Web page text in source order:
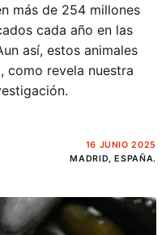
más de 254 millones
cada año en las
así, estos animales
como revela nuestra
16 JUNIO 2025
MADRID, ESPAÑA.